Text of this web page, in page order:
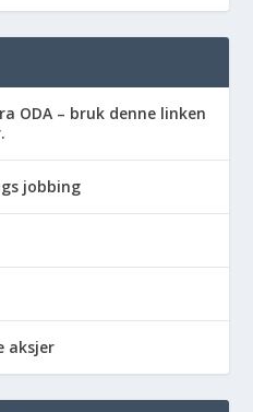
ODA – bruk denne linken
jobbing
aksjer